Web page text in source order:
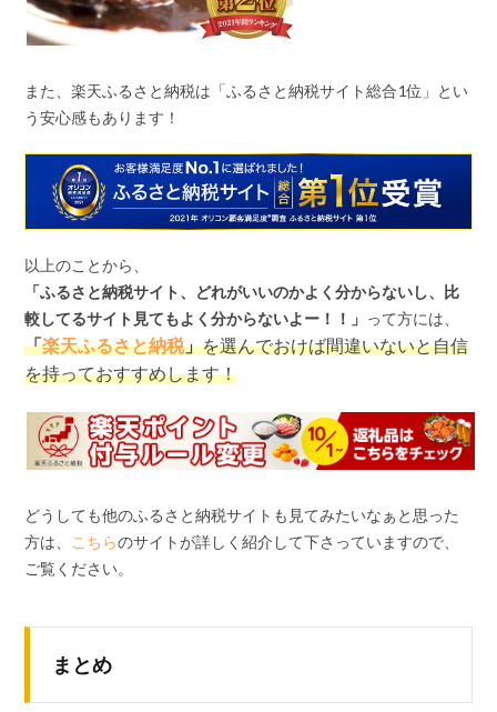
また、楽天ふるさと納税は「ふるさと納税サイト総合1位」とい
う安心感もあります！
以上のことから、
「ふるさと納税サイト、どれがいいのかよく分からないし、比
較してるサイト見てもよく分からないよー！！」 って方には、
「楽天ふるさと納税」を選んでおけば間違いないと自信
を持っておすすめします！
どうしても他のふるさと納税サイトも見てみたいなぁと思った
方は、 こちらのサイトが詳しく紹介して下さっていますので、
ご覧ください。
まとめ